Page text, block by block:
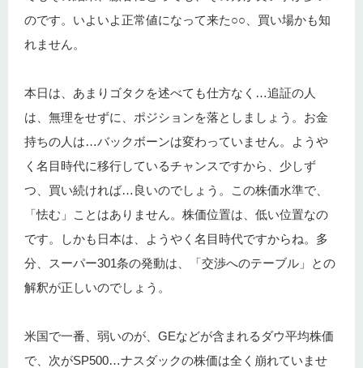
のです。いよいよ正常値になって来た○○、買い場かも知
れません。
本日は、あまりゴタクを述べても仕方なく…追証の人
は、無理をせずに、ポジションを落としましょう。お金
持ちの人は…バックボーンは変わっていません。ようや
く名目時代に移行しているチャンスですから、少しず
つ、買い続ければ…良いのでしょう。この株価水準で、
「怯む」ことはありません。株価位置は、低い位置なの
です。しかも日本は、ようやく名目時代ですからね。多
分、スーパー301条の発動は、「交渉へのテーブル」との
解釈が正しいのでしょう。
米国で一番、弱いのが、GEなどが含まれるダウ平均株価
で、次がSP500…ナスダックの株価は全く崩れていませ